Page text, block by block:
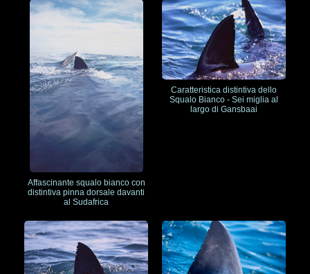
Affascinante squalo bianco con
distintiva pinna dorsale davanti
al Sudafrica
Caratteristica distintiva dello
Squalo Bianco - Sei miglia al
largo di Gansbaai